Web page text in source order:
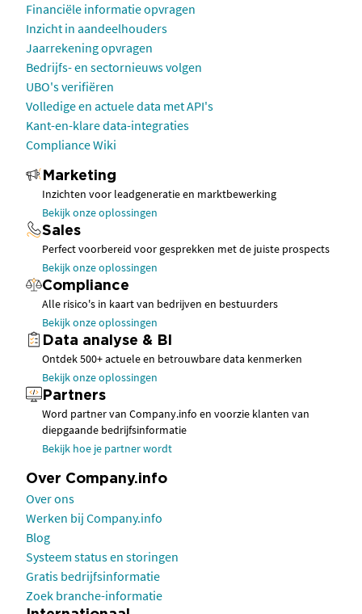
Financiële informatie opvragen
Inzicht in aandeelhouders
Jaarrekening opvragen
Bedrijfs- en sectornieuws volgen
UBO's verifiëren
Volledige en actuele data met API's
Kant-en-klare data-integraties
Compliance Wiki
Marketing
Inzichten voor leadgeneratie en marktbewerking
Bekijk onze oplossingen
Sales
Perfect voorbereid voor gesprekken met de juiste prospects
Bekijk onze oplossingen
Compliance
Alle risico's in kaart van bedrijven en bestuurders
Bekijk onze oplossingen
Data analyse & BI
Ontdek 500+ actuele en betrouwbare data kenmerken
Bekijk onze oplossingen
Partners
Word partner van Company.info en voorzie klanten van
diepgaande bedrijfsinformatie
Bekijk hoe je partner wordt
Over Company.info
Over ons
Werken bij Company.info
Blog
Systeem status en storingen
Gratis bedrijfsinformatie
Zoek branche-informatie